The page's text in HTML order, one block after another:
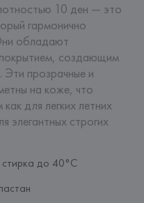
10 ден — это
гармонично
обладают
создающим
прозрачные и
на коже, что
для легких летних
элегантных строгих
стирка до 40°C